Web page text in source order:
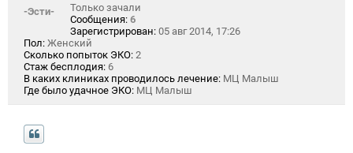
-Эсти-
Только зачали
Сообщения: 6
Зарегистрирован: 05 авг 2014, 17:26
Пол: Женский
Сколько попыток ЭКО: 2
Стаж бесплодия: 6
В каких клиниках проводилось лечение: МЦ Малыш
Где было удачное ЭКО: МЦ Малыш